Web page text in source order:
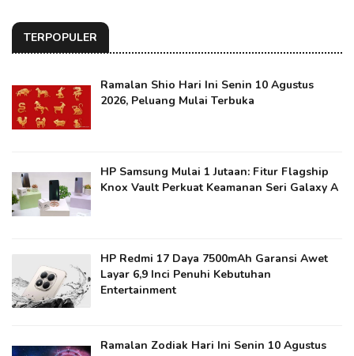
TERPOPULER
Ramalan Shio Hari Ini Senin 10 Agustus
2026, Peluang Mulai Terbuka
HP Samsung Mulai 1 Jutaan: Fitur Flagship
Knox Vault Perkuat Keamanan Seri Galaxy A
HP Redmi 17 Daya 7500mAh Garansi Awet
Layar 6,9 Inci Penuhi Kebutuhan
Entertainment
Ramalan Zodiak Hari Ini Senin 10 Agustus